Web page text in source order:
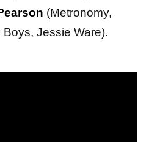
(Metronomy,
Jessie Ware).